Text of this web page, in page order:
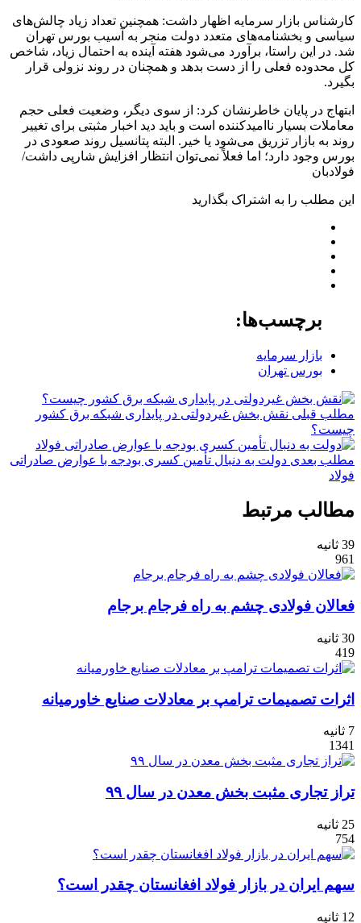
کارشناس بازار سرمایه اظهار داشت: همچنین تعداد زیاد چالش‌های
سیاسی و بخشنامه‌های متعدد دولت منجر به آسیب بورس تهران
شد. در این راستا، برآورد می‌شود هفته آینده به احتمال زیاد، شاخص
کل محدوده فعلی را از دست بدهد و همچنان در روند نزولی قرار
بگیرد.
ابتهاج در پایان خاطرنشان کرد: از سوی دیگر، وضعیت فعلی حجم
معاملات بسیار ناامیدکننده است و باید دید اخبار مثبتی برای تغییر
روند به بازار تزریق می‌شود یا خیر. البته پتانسیل روند صعودی در
بورس وجود دارد؛ اما فعلاً نمی‌توان انتظار افزایش شارپی داشت/
فولادبان
این مطلب را به اشتراک بگذارید
برچسب‌ها:
بازار سرمایه
بورس تهران
مطلب قبلی نقش‌ بخش غیردولتی در پایداری شبکه برق کشور
چیست؟
مطلب بعدی دولت به دنبال تأمین کسری بودجه با عوارض صادراتی
فولاد
مطالب مرتبط
39 ثانیه
961
فعالان فولادی چشم به راه فرجام برجام
30 ثانیه
419
اثرات تصمیمات ترامپ بر معادلات صنایع خاورمیانه
7 ثانیه
1341
تراز تجاری مثبت بخش معدن در سال ۹۹
25 ثانیه
754
سهم ایران در بازار فولاد افغانستان چقدر است؟
12 ثانیه